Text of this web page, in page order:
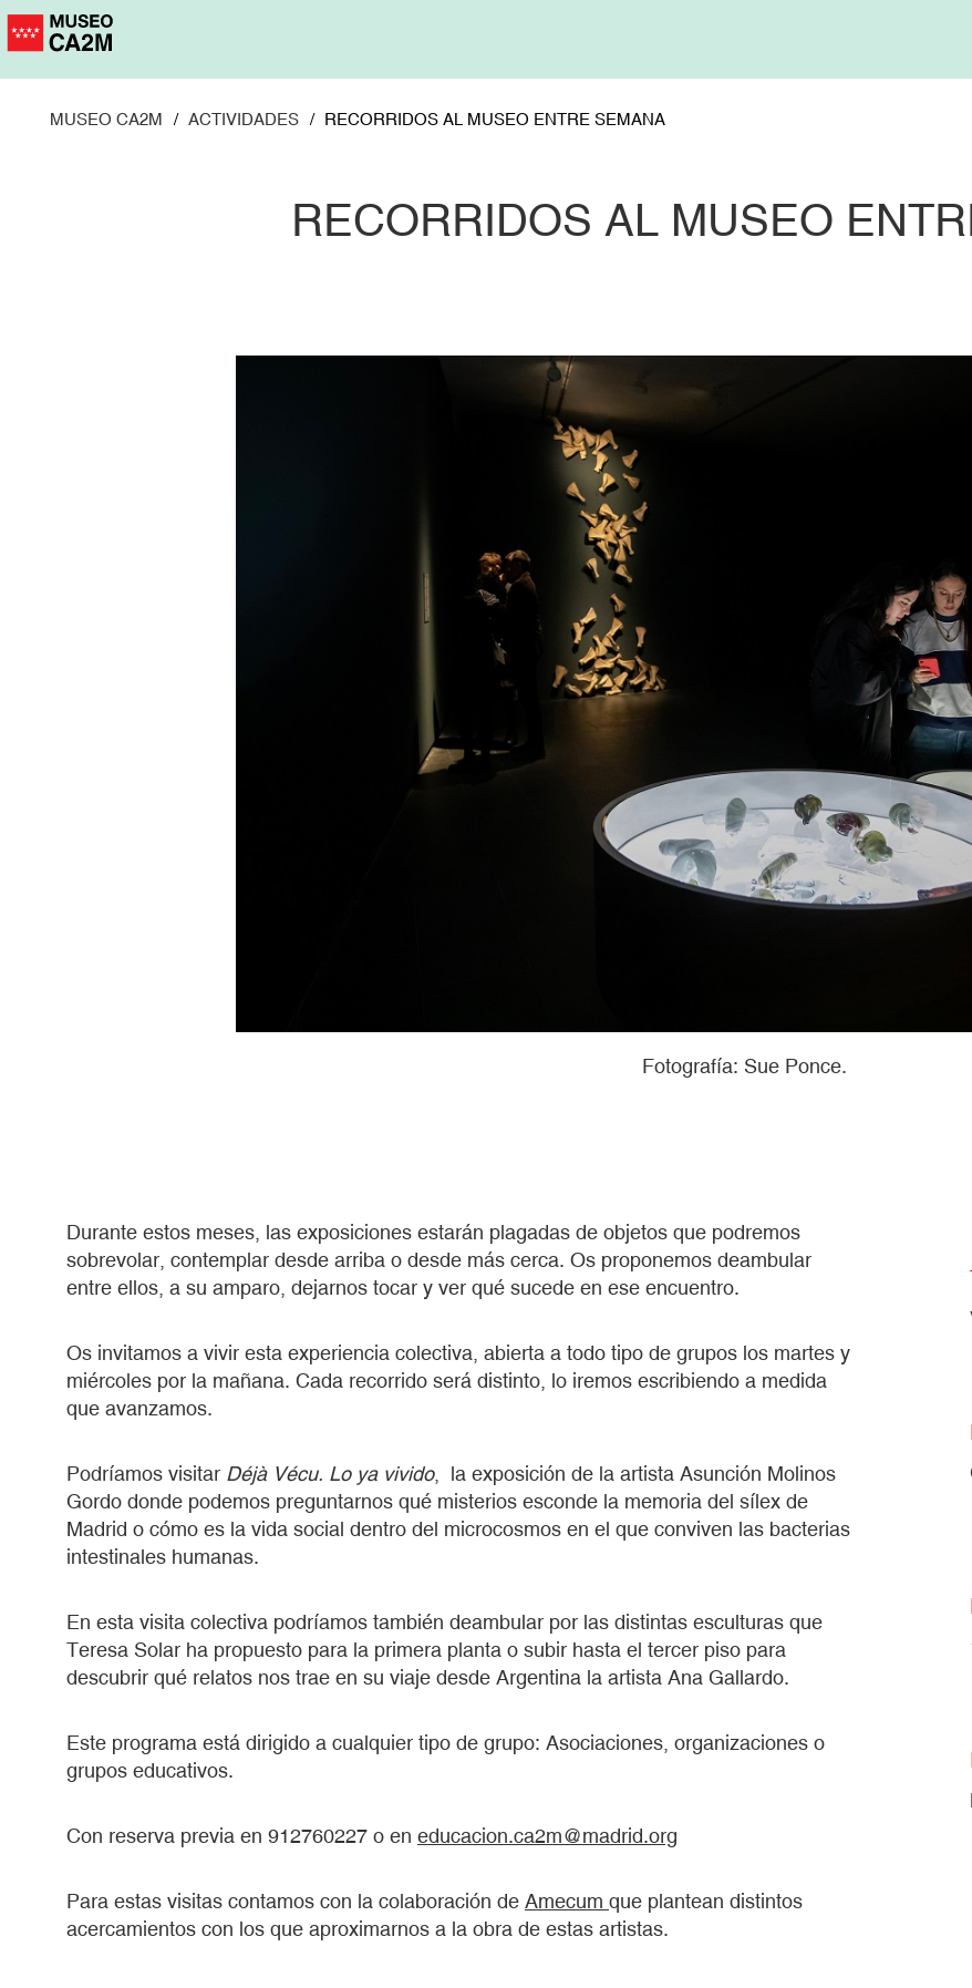
Pasar
MUSEO CA2M ACTIVIDADES RECORRIDOS AL MUSEO ENTRE SEMANA
RECORRIDOS AL MUSEO
Fotografía: Sue Ponce.
Durante estos meses, las exposiciones estarán plagadas de objetos que podremos
sobrevolar, contemplar desde arriba o desde más cerca. Os proponemos deambular
entre ellos, a su amparo, dejarnos tocar y ver qué sucede en ese encuentro.
Os invitamos a vivir esta experiencia colectiva, abierta a todo tipo de grupos los martes y
miércoles por la mañana. Cada recorrido será distinto, lo iremos escribiendo a medida
que avanzamos.
Podríamos visitar Déjà Vécu. Lo ya vivido, la exposición de la artista Asunción Molinos
Gordo donde podemos preguntarnos qué misterios esconde la memoria del sílex de
Madrid o cómo es la vida social dentro del microcosmos en el que conviven las bacterias
intestinales humanas.
En esta visita colectiva podríamos también deambular por las distintas esculturas que
Teresa Solar ha propuesto para la primera planta o subir hasta el tercer piso para
descubrir qué relatos nos trae en su viaje desde Argentina la artista Ana Gallardo.
Este programa está dirigido a cualquier tipo de grupo: Asociaciones, organizaciones o
grupos educativos.
Con reserva previa en 912760227 o en educacion.ca2m@madrid.org
Para estas visitas contamos con la colaboración de Amecum que plantean distintos
acercamientos con los que aproximarnos a la obra de estas artistas.